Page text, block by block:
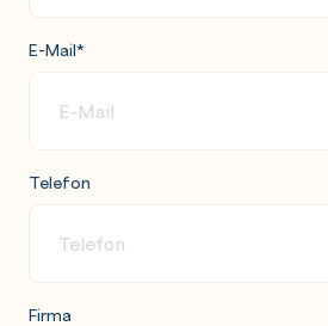
E-Mail*
Telefon
Firma